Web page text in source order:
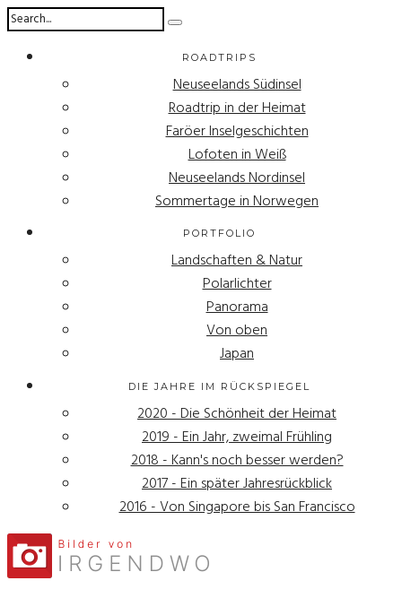
ROADTRIPS
Neuseelands Südinsel
Roadtrip in der Heimat
Faröer Inselgeschichten
Lofoten in Weiß
Neuseelands Nordinsel
Sommertage in Norwegen
PORTFOLIO
Landschaften & Natur
Polarlichter
Panorama
Von oben
Japan
DIE JAHRE IM RÜCKSPIEGEL
2020 - Die Schönheit der Heimat
2019 - Ein Jahr, zweimal Frühling
2018 - Kann's noch besser werden?
2017 - Ein später Jahresrückblick
2016 - Von Singapore bis San Francisco